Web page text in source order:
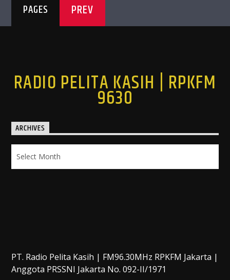
PAGES PREV
RADIO PELITA KASIH | RPKFM
9630
ARCHIVES
PT. Radio Pelita Kasih | FM96.30MHz RPKFM Jakarta |
Anggota PRSSNI Jakarta No. 092-II/1971